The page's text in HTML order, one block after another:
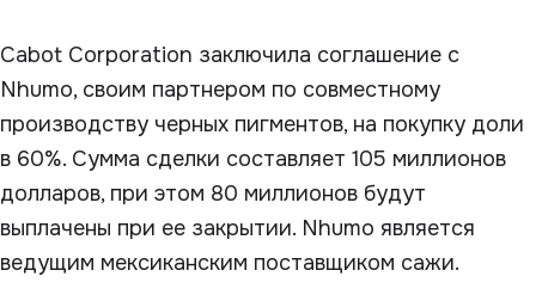
Cabot Corporation заключила соглашение с
Nhumo, своим партнером по совместному
производству черных пигментов, на покупку доли
в 60%. Сумма сделки составляет 105 миллионов
долларов, при этом 80 миллионов будут
выплачены при ее закрытии. Nhumo является
ведущим мексиканским поставщиком сажи.